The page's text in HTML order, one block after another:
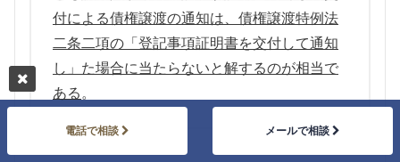
付による債権譲渡の通知は、債権譲渡特例法
二条二項の「登記事項証明書を交付して通知
し」た場合に当たらないと解するのが相当で
ある 。
電話で相談 メールで相談